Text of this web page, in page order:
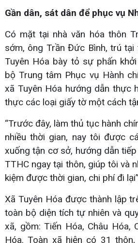
Gần dân, sát dân để phục vụ
Có mặt tại nhà văn hóa thôn
sớm, ông Trần Đức Bình, trú tại
Tuyên Hóa bày tỏ sự phấn
bộ Trung tâm Phục vụ Hành
xã Tuyên Hóa hướng dẫn thực
thực các loại giấy tờ một cách
“Trước đây, làm thủ tục hành
nhiều thời gian, nay tôi được
xuống tận cơ sở, hướng dẫn
TTHC ngay tại thôn, giúp tôi và
kiệm được thời gian, chi phí đi
Xã Tuyên Hóa được thành lập
toàn bộ diện tích tự nhiên và
xã, gồm: Tiến Hóa, Châu Hóa,
Hóa. Toàn xã hiện có 31